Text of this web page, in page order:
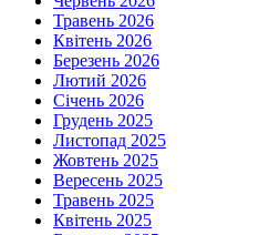
Травень 2026
Квітень 2026
Березень 2026
Лютий 2026
Січень 2026
Грудень 2025
Листопад 2025
Жовтень 2025
Вересень 2025
Травень 2025
Квітень 2025